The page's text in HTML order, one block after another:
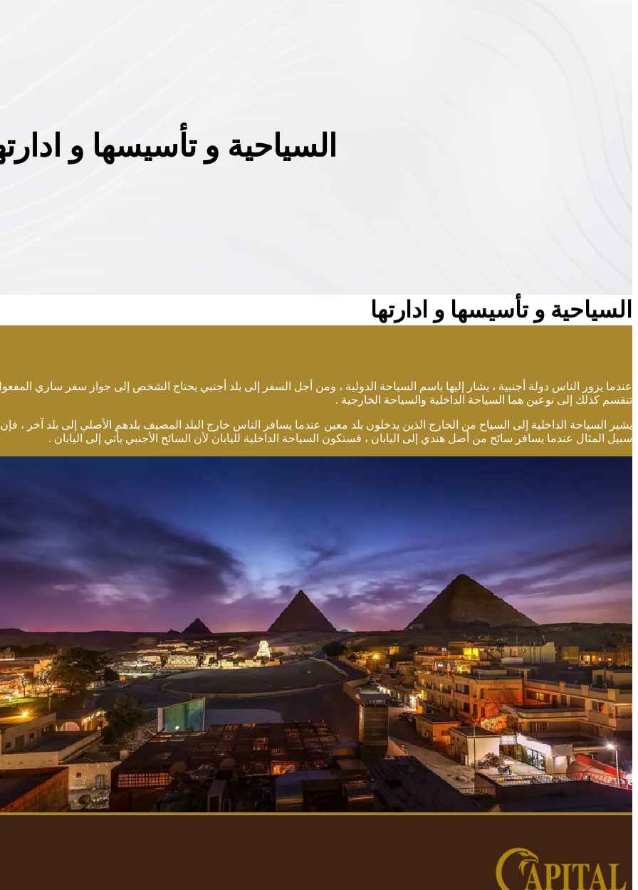
السياحية و تأسيسها و
السياحية و تأسيسها و ادارتها
عندما يزور الناس دولة أجنبية ، يشار إليها باسم السياحة الدولية ، ومن أجل السفر إلى بلد أجنبي يحتاج الشخص إلى جواز سفر ساري
تنقسم كذلك إلى نوعين هما السياحة الداخلية والسياحة الخارجية .
يشير السياحة الداخلية إلى السياح من الخارج الذين يدخلون بلد معين عندما يسافر الناس خارج البلد المضيف بلدهم الأصلي إلى بلد آخر ،
سبيل المثال عندما يسافر سائح من أصل هندي إلى اليابان ، فستكون السياحة الداخلية لليابان لأن السائح الأجنبي يأتي إلى اليابان .